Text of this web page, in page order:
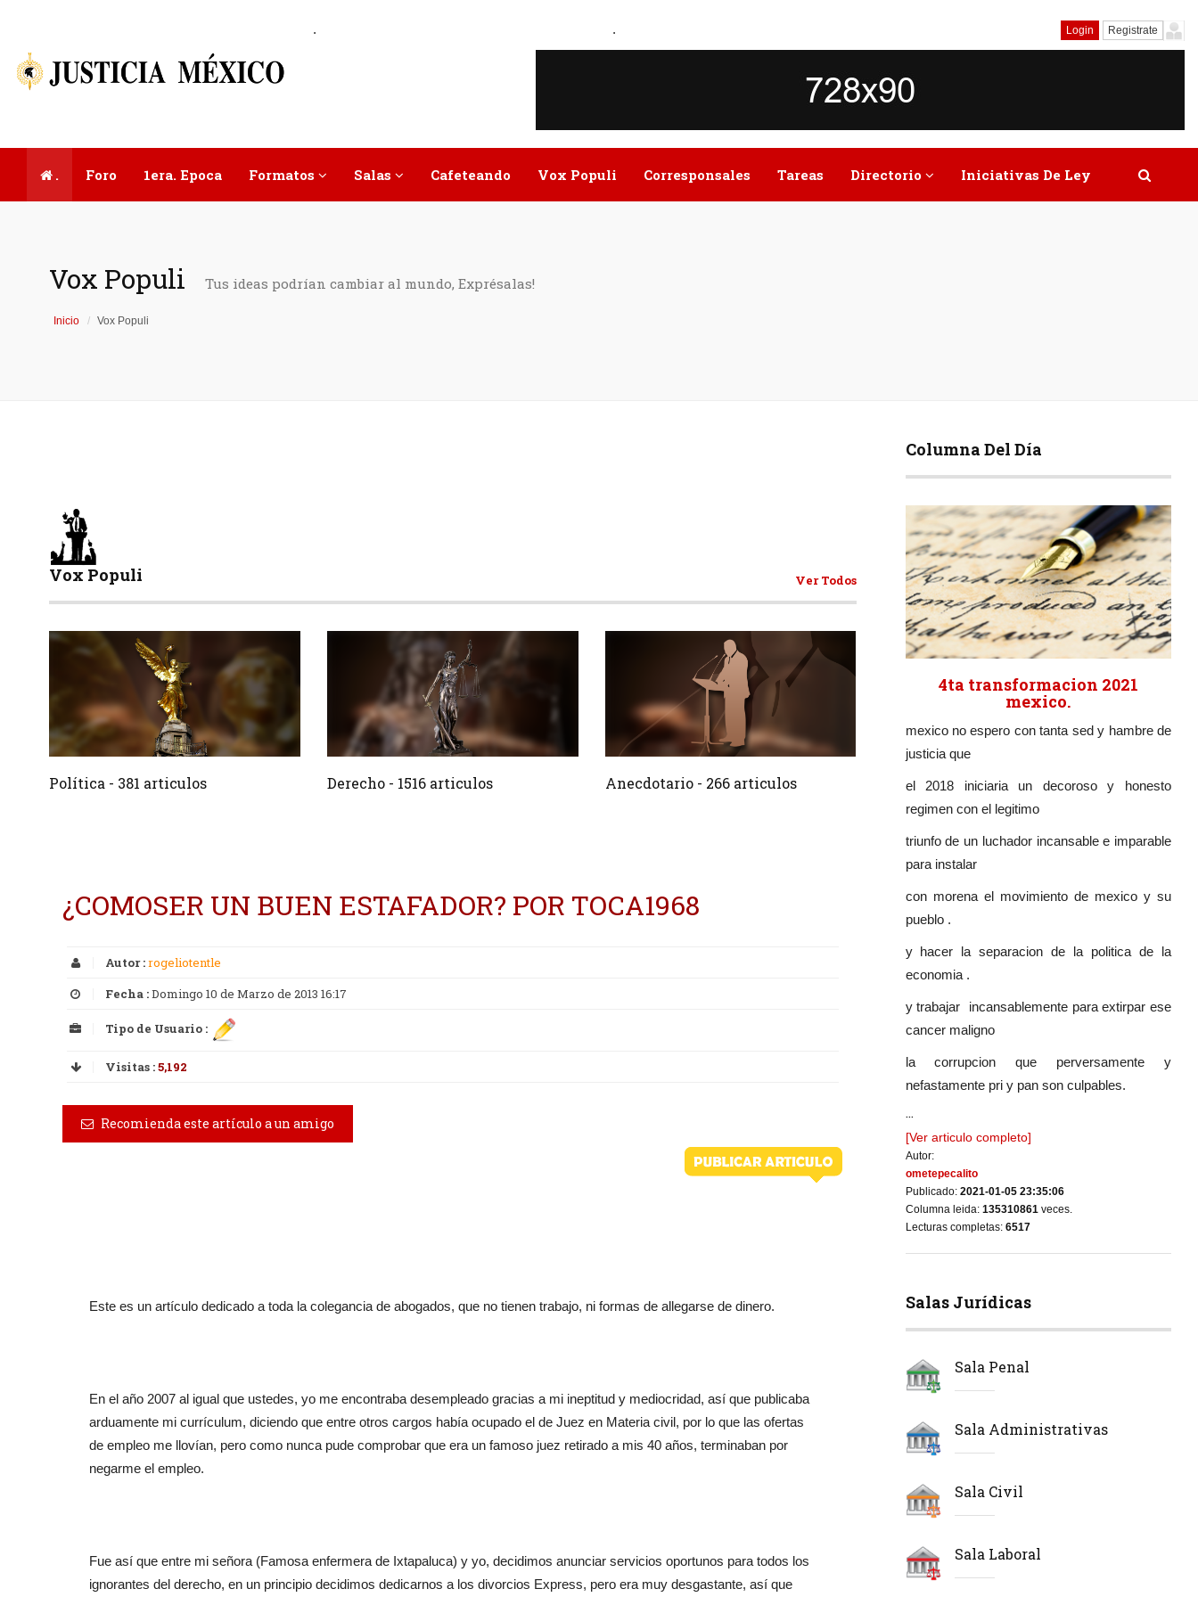
. . Login Registrate
. Foro 1era. Epoca Formatos Salas Cafeteando Vox Populi Corresponsales Tareas Directorio Iniciativas De Ley
Vox Populi Tus ideas podrían cambiar al mundo, Exprésalas!
Inicio Vox Populi
Vox Populi Ver Todos
Crear 381 Articulos
Política - 381 articulos
Crear 1516 Articulos
Derecho - 1516 articulos
Crear 266 Articulos
Anecdotario - 266 articulos
¿COMOSER UN BUEN ESTAFADOR? POR TOCA1968
Autor :rogeliotentle
Fecha :Domingo 10 de Marzo de 2013 16:17
Tipo de Usuario :
Visitas :5,192
Recomienda este artículo a un amigo
Este es un artículo dedicado a toda la colegancia de abogados, que no tienen trabajo, ni formas de allegarse de dinero.
En el año 2007 al igual que ustedes, yo me encontraba desempleado gracias a mi ineptitud y mediocridad, así que publicaba
arduamente mi currículum, diciendo que entre otros cargos había ocupado el de Juez en Materia civil, por lo que las ofertas
de empleo me llovían, pero como nunca pude comprobar que era un famoso juez retirado a mis 40 años, terminaban por
negarme el empleo.
Fue así que entre mi señora (Famosa enfermera de Ixtapaluca) y yo, decidimos anunciar servicios oportunos para todos los
ignorantes del derecho, en un principio decidimos dedicarnos a los divorcios Express, pero era muy desgastante, así que
Columna Del Día
4ta transformacion 2021
mexico.
mexico no espero con tanta sed y hambre de
justicia que
el 2018 iniciaria un decoroso y honesto
regimen con el legitimo
triunfo de un luchador incansable e imparable
para instalar
con morena el movimiento de mexico y su
pueblo .
y hacer la separacion de la politica de la
economia .
y trabajar incansablemente para extirpar ese
cancer maligno
la corrupcion que perversamente y
nefastamente pri y pan son culpables.
...
[Ver articulo completo]
Autor:
ometepecalito
Publicado: 2021-01-05 23:35:06
Columna leida: 135310861 veces.
Lecturas completas: 6517
Salas Jurídicas
Sala Penal
Sala Administrativas
Sala Civil
Sala Laboral